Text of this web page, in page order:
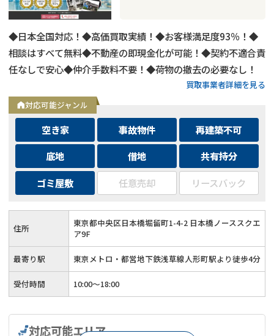
◆日本全国対応！◆高価買取実績！◆お客様満足度93％！◆
相談はすべて無料◆不動産の即現金化が可能！◆契約不適合責
任なしで安心◆仲介手数料不要！◆荷物の撤去の必要なし！
買取事業者詳細を見る
対応可能ジャンル
空き家 事故物件
再建築不可
底地
借地
共有持分
ゴミ屋敷
任意売却 リースバック
住所
東京都中央区日本橋堀留町1-4-2 日本橋ノーススクエ
ア9F
最寄り駅 東京メトロ・都営地下鉄浅草線人形町駅より徒歩4分
受付時間 10:00～18:00
対応可能エリア